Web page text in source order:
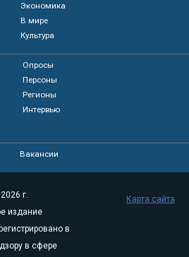
Экономика
В мире
Культура
Опросы
Персоны
Регионы
Интервью
Вакансии
г.
издание
в
в сфере
Карта сайта